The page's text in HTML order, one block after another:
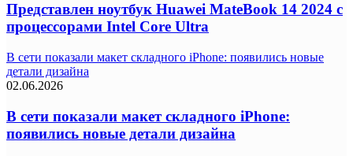
Представлен ноутбук Huawei MateBook 14 2024 с
процессорами Intel Core Ultra
В сети показали макет складного iPhone: появились новые
детали дизайна
02.06.2026
В сети показали макет складного iPhone:
появились новые детали дизайна